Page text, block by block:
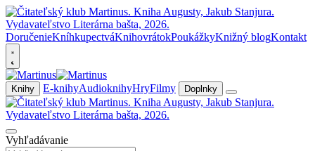
DoručenieKníhkupectváKnihovrátokPoukážkyKnižný blogKontakt
Knihy E-knihyAudioknihyHryFilmy Doplnky
Vyhľadávanie